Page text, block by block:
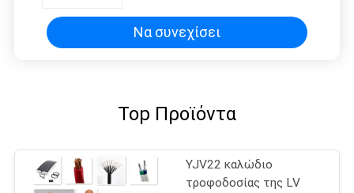
Να συνεχίσει
Top Προϊόντα
YJV22 καλώδιο
τροφοδοσίας της LV